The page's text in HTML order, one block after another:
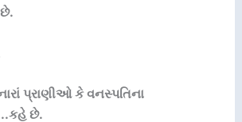
પ્રાણીઓ કે વનસ્પતિના
છે.